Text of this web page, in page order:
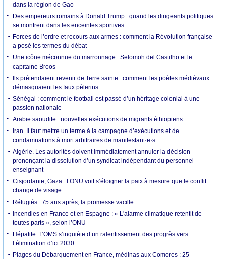
dans la région de Gao
Des empereurs romains à Donald Trump : quand les dirigeants politiques
se montrent dans les enceintes sportives
Forces de l’ordre et recours aux armes : comment la Révolution française
a posé les termes du débat
Une icône méconnue du marronnage : Selomoh del Castilho et le
capitaine Broos
Ils prétendaient revenir de Terre sainte : comment les poètes médiévaux
démasquaient les faux pèlerins
Sénégal : comment le football est passé d’un héritage colonial à une
passion nationale
Arabie saoudite : nouvelles exécutions de migrants éthiopiens
Iran. Il faut mettre un terme à la campagne d’exécutions et de
condamnations à mort arbitraires de manifestant·e·s
Algérie. Les autorités doivent immédiatement annuler la décision
prononçant la dissolution d’un syndicat indépendant du personnel
enseignant
Cisjordanie, Gaza : l’ONU voit s’éloigner la paix à mesure que le conflit
change de visage
Réfugiés : 75 ans après, la promesse vacille
Incendies en France et en Espagne : « L'alarme climatique retentit de
toutes parts », selon l’ONU
Hépatite : l’OMS s’inquiète d’un ralentissement des progrès vers
l’élimination d’ici 2030
Plages du Débarquement en France, médinas aux Comores : 25